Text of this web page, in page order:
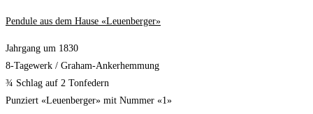
Pendule aus dem Hause «Leuenberger»
Jahrgang um 1830
8-Tagewerk / Graham-Ankerhemmung
¾ Schlag auf 2 Tonfedern
Punziert «Leuenberger» mit Nummer «1»